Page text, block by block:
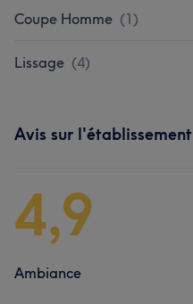
Coupe Homme (1)
Lissage (4)
Avis sur l'établissement
4,9
Ambiance